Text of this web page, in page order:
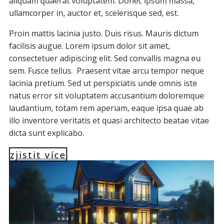
ullamcorper in, auctor et, scelerisque sed, est.
Proin mattis lacinia justo. Duis risus. Mauris dictum
facilisis augue. Lorem ipsum dolor sit amet,
consectetuer adipiscing elit. Sed convallis magna eu
sem. Fusce tellus. Praesent vitae arcu tempor neque
lacinia pretium. Sed ut perspiciatis unde omnis iste
natus error sit voluptatem accusantium doloremque
laudantium, totam rem aperiam, eaque ipsa quae ab
illo inventore veritatis et quasi architecto beatae vitae
dicta sunt explicabo.
zjistit více